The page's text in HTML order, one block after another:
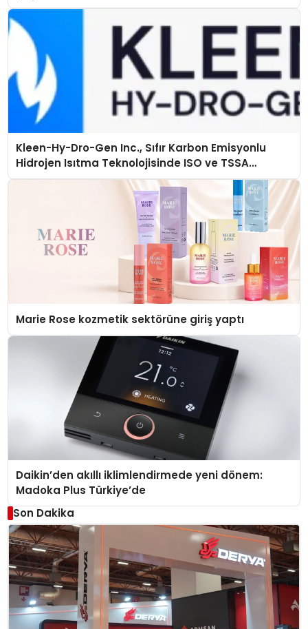
Kleen-Hy-Dro-Gen Inc., Sıfır Karbon Emisyonlu
Hidrojen Isıtma Teknolojisinde ISO ve TSSA
Düzenleyici Onaylarını Aldı
Marie Rose kozmetik sektörüne giriş yaptı
Daikin’den akıllı iklimlendirmede yeni dönem:
Madoka Plus Türkiye’de
Son Dakika